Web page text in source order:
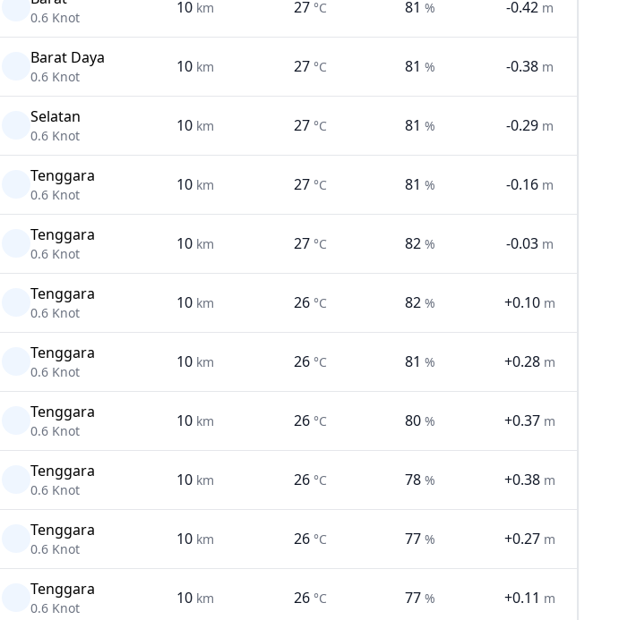
0.6 Knot
10 km 27 °C 81 % -0.42 m
Barat Daya
0.6 Knot
10 km 27 °C 81 % -0.38 m
Selatan
0.6 Knot
10 km 27 °C 81 % -0.29 m
Tenggara
0.6 Knot
10 km 27 °C 81 % -0.16 m
Tenggara
0.6 Knot
10 km 27 °C 82 % -0.03 m
Tenggara
0.6 Knot
10 km 26 °C 82 % +0.10 m
Tenggara
0.6 Knot
10 km 26 °C 81 % +0.28 m
Tenggara
0.6 Knot
10 km 26 °C 80 % +0.37 m
Tenggara
0.6 Knot
10 km 26 °C 78 % +0.38 m
Tenggara
0.6 Knot
10 km 26 °C 77 % +0.27 m
Tenggara
0.6 Knot
10 km 26 °C 77 % +0.11 m